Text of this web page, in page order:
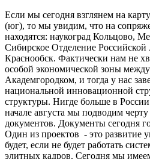
Если мы сегодня взглянем на
(юг), то мы увидим, что на
находятся: наукоград Кольцово,
Сибирское Отделение
Краснообск. Фактически нам не
особой экономической зоны
Академгородком, и тогда у нас
национальной инновационной
структуры. Нигде больше в
начале августа мы подводим
документов. Документы сегодня
Один из проектов - это развитие
будет, если не будет работать
элитных кадров. Сегодня мы